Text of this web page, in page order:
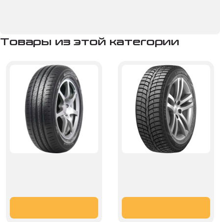
Товары из этой категории